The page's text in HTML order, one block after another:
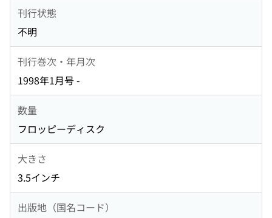
刊行状態
不明
刊行巻次・年月次
1998年1月号 -
数量
フロッピーディスク
大きさ
3.5インチ
出版地（国名コード）